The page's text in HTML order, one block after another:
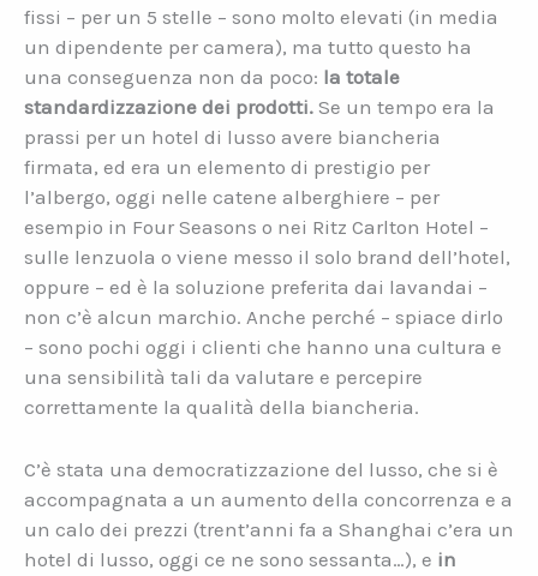
fissi – per un 5 stelle – sono molto elevati (in media
un dipendente per camera), ma tutto questo ha
una conseguenza non da poco: la totale
standardizzazione dei prodotti. Se un tempo era la
prassi per un hotel di lusso avere biancheria
firmata, ed era un elemento di prestigio per
l’albergo, oggi nelle catene alberghiere – per
esempio in Four Seasons o nei Ritz Carlton Hotel –
sulle lenzuola o viene messo il solo brand dell’hotel,
oppure – ed è la soluzione preferita dai lavandai –
non c’è alcun marchio. Anche perché – spiace dirlo
– sono pochi oggi i clienti che hanno una cultura e
una sensibilità tali da valutare e percepire
correttamente la qualità della biancheria.
C’è stata una democratizzazione del lusso, che si è
accompagnata a un aumento della concorrenza e a
un calo dei prezzi (trent’anni fa a Shanghai c’era un
hotel di lusso, oggi ce ne sono sessanta…), e in